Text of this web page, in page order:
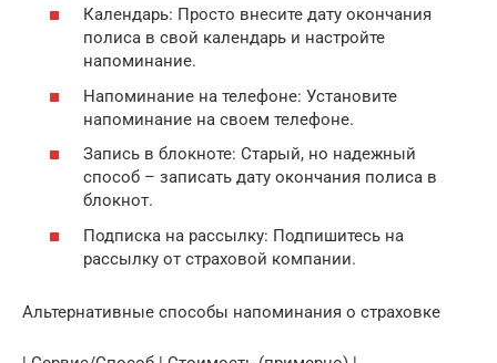
Календарь: Просто внесите дату окончания
полиса в свой календарь и настройте
напоминание.
Напоминание на телефоне: Установите
напоминание на своем телефоне.
Запись в блокноте: Старый, но надежный
способ – записать дату окончания полиса в
блокнот.
Подписка на рассылку: Подпишитесь на
рассылку от страховой компании.
Альтернативные способы напоминания о страховке